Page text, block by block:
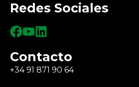
Redes Sociales
Contacto
+34 91 871 90 64